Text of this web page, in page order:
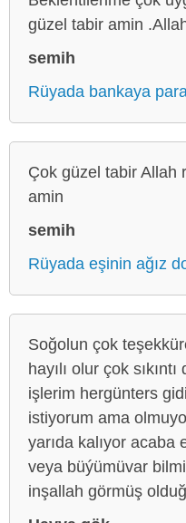
güzel tabir amin
semih
Rüyada bankaya
Çok güzel tabir Allah
amin
semih
Rüyada eşinin ağız
Soğolun çok
hayılı olur çok
işlerim hergünters
istiyorum ama
yarıda kalıyor
veya büýümüvar
inşallah görmüş